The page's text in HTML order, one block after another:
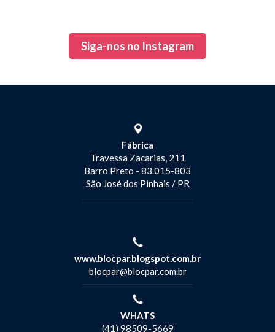
Siga-nos no Instagram
Fábrica
Travessa Zacarias, 211
Barro Preto - 83.015-803
São José dos Pinhais / PR
www.blocpar.blogspot.com.br
blocpar@blocpar.com.br
WHATS
(41) 98509-5669